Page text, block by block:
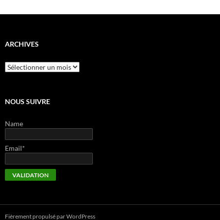
ARCHIVES
Archives
NOUS SUIVRE
Name
Email*
Fièrement propulsé par WordPress